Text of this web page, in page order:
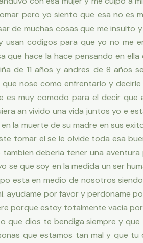
pero yo siento que esa no es
de muchas cosas que me insulto
usan codigos para que yo no me
que hace la hace pensando en
de 11 años y andres de 8
nose como enfrentarlo y
es muy comodo para el decir que
an vivido una vida juntos yo e
la muerte de su madre en sus
tomar el se le olvide toda esa
tambien deberia tener una
se que soy en la medida un ser
esta en medio de nosotros
ayudame por favor y perdoname
porque estoy totalmente vacia
que dios te bendiga siempre y
que estamos tan mal y que